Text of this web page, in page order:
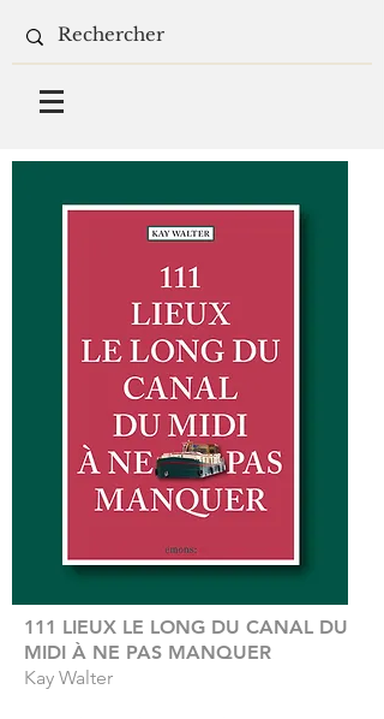
111 LIEUX LE LONG DU CANAL DU
MIDI À NE PAS MANQUER
Kay Walter